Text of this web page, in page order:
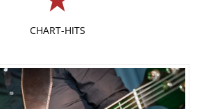
CHART-HITS